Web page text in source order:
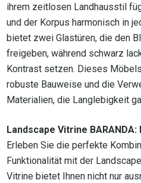
ihrem zeitlosen Landhausstil
und der Korpus harmonisch in
bietet zwei Glastüren, die den
freigeben, während schwarz
Kontrast setzen. Dieses
robuste Bauweise und die
Materialien, die Langlebigkeit
Landscape Vitrine
Erleben Sie die perfekte
Funktionalität mit der
Vitrine bietet Ihnen nicht nur